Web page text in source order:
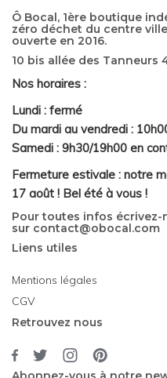
Ô Bocal, 1ère boutique
zéro déchet du centre
ouverte en 2016.
10 bis allée des Tanneurs
Nos horaires :
Lundi : fermé
Du mardi au vendredi :
Samedi : 9h30/19h00 en
Fermeture estivale : notre
17 août ! Bel été à vous !
Pour toutes infos écrivez-
sur contact@obocal.com
Liens utiles
Mentions légales
CGV
Retrouvez nous